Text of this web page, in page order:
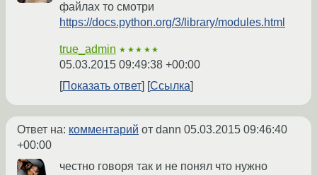
файлах то смотри
https://docs.python.org/3/library/modules.html
true_admin ★★★★★
05.03.2015 09:49:38 +00:00
Показать ответ
Ссылка
Ответ на: комментарий от dann 05.03.2015 09:46:40
+00:00
честно говоря так и не понял что нужно